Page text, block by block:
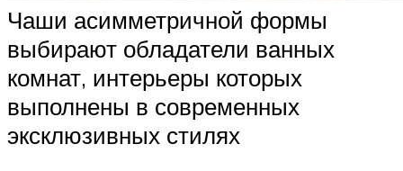
Чаши асимметричной формы
выбирают обладатели ванных
комнат, интерьеры которых
выполнены в современных
эксклюзивных стилях